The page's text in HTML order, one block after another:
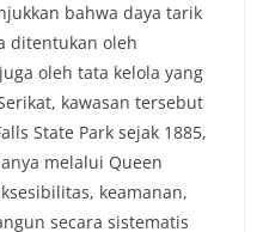
bahwa daya tarik
ditentukan oleh
oleh tata kelola yang
kawasan tersebut
State Park sejak 1885,
melalui Queen
keamanan,
secara sistematis